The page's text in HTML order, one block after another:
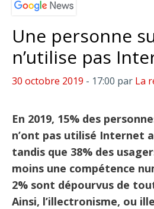
Une personne
n’utilise pas
30 octobre 2019 - 17:00 par La
En 2019, 15% des
n’ont pas utilisé Internet
tandis que 38% des
moins une compétence
2% sont dépourvus de
Ainsi, l’illectronisme, ou